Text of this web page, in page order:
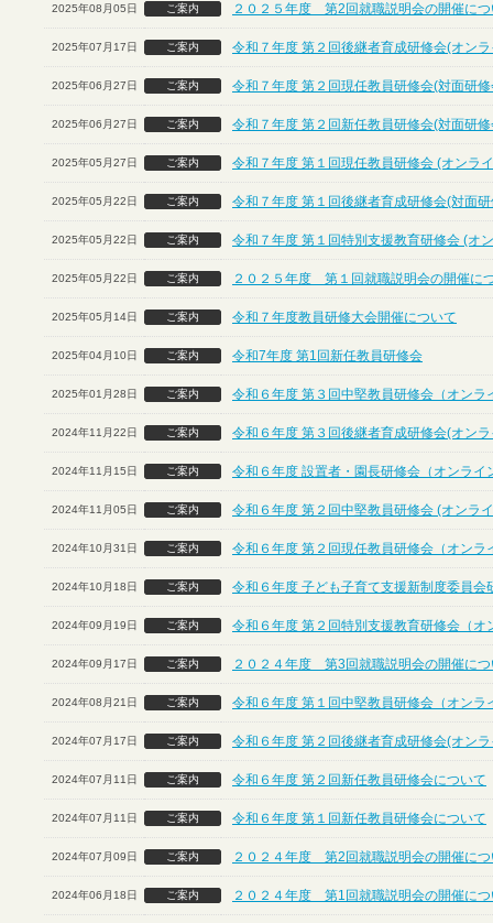
2025年08月05日 ご案内 ２０２５年度 第2回就職説明会の開催につ
2025年07月17日 ご案内 令和７年度 第２回後継者育成研修会(オン
2025年06月27日 ご案内 令和７年度 第２回現任教員研修会(対面研
2025年06月27日 ご案内 令和７年度 第２回新任教員研修会(対面研
2025年05月27日 ご案内 令和７年度 第１回現任教員研修会 (オンラ
2025年05月22日 ご案内 令和７年度 第１回後継者育成研修会(対面
2025年05月22日 ご案内 令和７年度 第１回特別支援教育研修会 (オ
2025年05月22日 ご案内 ２０２５年度 第１回就職説明会の開催に
2025年05月14日 ご案内 令和７年度教員研修大会開催について
2025年04月10日 ご案内 令和7年度 第1回新任教員研修会
2025年01月28日 ご案内 令和６年度 第３回中堅教員研修会（オンラ
2024年11月22日 ご案内 令和６年度 第３回後継者育成研修会(オン
2024年11月15日 ご案内 令和６年度 設置者・園長研修会（オンライ
2024年11月05日 ご案内 令和６年度 第２回中堅教員研修会 (オンラ
2024年10月31日 ご案内 令和６年度 第２回現任教員研修会（オンラ
2024年10月18日 ご案内 令和６年度 子ども子育て支援新制度委員会
2024年09月19日 ご案内 令和６年度 第２回特別支援教育研修会（オ
2024年09月17日 ご案内 ２０２４年度 第3回就職説明会の開催につ
2024年08月21日 ご案内 令和６年度 第１回中堅教員研修会（オンラ
2024年07月17日 ご案内 令和６年度 第２回後継者育成研修会(オン
2024年07月11日 ご案内 令和６年度 第２回新任教員研修会について
2024年07月11日 ご案内 令和６年度 第１回新任教員研修会について
2024年07月09日 ご案内 ２０２４年度 第2回就職説明会の開催につ
2024年06月18日 ご案内 ２０２４年度 第1回就職説明会の開催につ